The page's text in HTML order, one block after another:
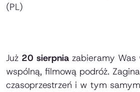
(PL)
Już 20 sierpnia zabieramy Was
wspólną, filmową podróż.
czasoprzestrzeń i w tym